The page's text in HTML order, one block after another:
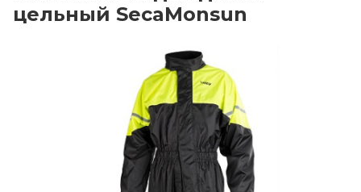
цельный SecaMonsun